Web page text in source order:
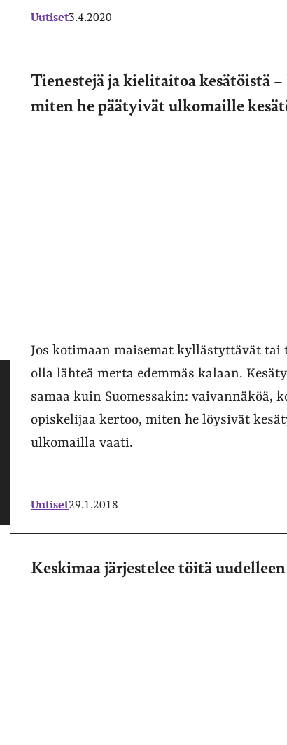
Uutiset3.4.2020
Tienestejä ja kielitaitoa kesätöistä
miten he päätyivät ulkomaille
Jos kotimaan maisemat kyllästyttävät
olla lähteä merta edemmäs kalaan.
samaa kuin Suomessakin: vaivannäköä,
opiskelijaa kertoo, miten he löysivät
ulkomailla vaati.
Uutiset29.1.2018
Keskimaa järjestelee töitä uudelleen